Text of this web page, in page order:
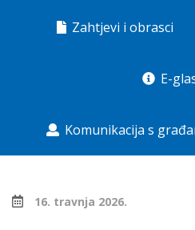
Zahtjevi i obrasci
E-
Komunikacija s
16. travnja 2026.